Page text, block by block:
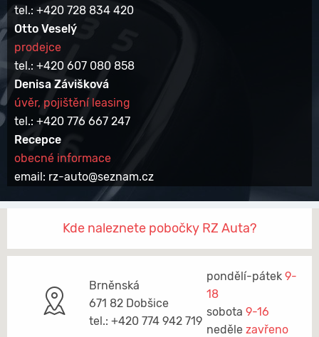
tel.: +420 728 834 420
Otto Veselý
prodejce
tel.: +420 607 080 858
Denisa Závišková
úvěr, pojištění leasing
tel.: +420 776 667 247
Recepce
obecné informace
email: rz-auto@seznam.cz
Kde naleznete pobočky RZ Auta?
Brněnská
671 82 Dobšice
tel.: +420 774 942 719
pondělí-pátek 9-
18
sobota 9-16
neděle zavřeno